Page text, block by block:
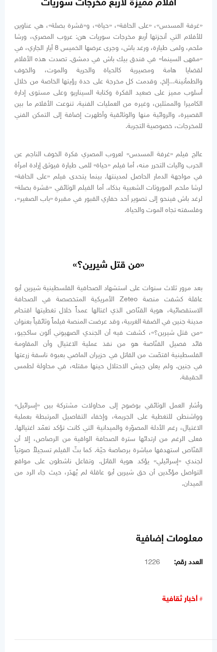
«غرفة المسدس»، «على الحافة»، «حياة»، و«قشرة بصلة»، هي عناوين
للأفلام التي أنجزتها أربع مخرجات سوريات هن: عروب المصري، ورشا
ملحم، ولمى طيارة، ورغد باش، وجرى عرضها الخميس 8 أيار الجاري، في
«مقهى السينما» في فندق بيك باش في دمشق. تصدت هذه الأفلام
لقضايا هامة ومصيرية كالحياة والحرية والموت، والخوف
والطمأنينة...إلخ. وقدمت كل مخرجة على حدة رؤيتها الخاصة من خلال
أسلوب مميز على صعيد الفكرة وكتابة السيناريو وعلى مستوى إدارة
الكاميرا والممثلين، وغيره من العمليات الفنية. تنوعت الأفلام ما بين
القصيرة، والروائية منها والوثائقية وأظهرت إضافة إلى التمكن الفني
للمخرجات، خصوصية التجربة.
عالج فيلم «غرفة المسدس» لعروب المصري فكرة الخوف الناجم عن
الحرب وآليات التحرر منه، أما فيلم «حياة» للمى طيارة فيوثق إرادة امرأة
في مواجهة الدمار الحاصل لمدينتها. بينما يتحدى فيلم «على الحافة»
لرشا ملحم الموروثات الشعبية بذكاء. أما الفيلم الوثائقي «قشرة بصلة»
لرغد باش فينحو إلى تصوير أحد حفاري القبور في مقبرة «باب الصغير»،
وفلسفته تجاه الموت والحياة.
«من قتل شيرين؟»
بعد مرور ثلاث سنوات على استشهاد الصحافية الفلسطينية شيرين أبو
عاقلة كشفت منصة Zeteo الأمريكية المتخصصة في الصحافة
الاستقصائية، هوية القنّاص الذي اغتالها عمداً خلال تغطيتها اقتحام
مدينة جنين في الضفة الغربية، وقد عرضت المنصة فيلماً وثائقياً بعنوان
«من قتل شيرين؟»، كشفت فيه أن الجندي الصهيوني ألون ساكجيو،
قائد فصيل القنّاصة هو من نفذ عملية الاغتيال وأن المقاومة
الفلسطينية اقتصّت من القاتل في حزيران الماضي بعبوة ناسفة زرعتها
في جنين. ولم يعلن جيش الاحتلال حينها مقتله، في محاولة لطمس
الحقيقة.
وأشار العمل الوثائقي بوضوح إلى محاولات مشتركة بين «إسرائيل»
وواشنطن للتغطية على الجريمة، وإخفاء التفاصيل المرتبطة بعملية
الاغتيال، رغم الأدلة المصوّرة والميدانية التي كانت تؤكد تعمّد اغتيالها.
فعلى الرغم من ارتدائها سترة الصحافة الواقية من الرصاص، إلا أن
القنّاص استهدفها مباشرة برصاصة حيّة. كما بثّ الفيلم تسجيلاً صوتياً
لجندي «إسرائيلي» يؤكد هوية القاتل. وتفاعل ناشطون على مواقع
التواصل مؤكّدين أن حق شيرين أبو عاقلة لم يُهدَر، حيث جاء الرد من
الميدان.
معلومات إضافية
العدد رقم: 1226
أخبار ثقافية